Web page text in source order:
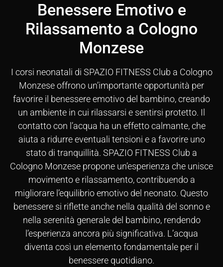
Benessere Emotivo e
Rilassamento a Cologno
Monzese
I corsi neonatali di SPAZIO FITNESS Club a Cologno
Monzese offrono un’importante opportunità per
favorire il benessere emotivo del bambino, creando
un ambiente in cui rilassarsi e sentirsi protetto. Il
contatto con l’acqua ha un effetto calmante, che
aiuta a ridurre eventuali tensioni e a favorire uno
stato di tranquillità. SPAZIO FITNESS Club a
Cologno Monzese propone un’esperienza che unisce
movimento e rilassamento, contribuendo a
migliorare l’equilibrio emotivo del neonato. Questo
benessere si riflette anche nella qualità del sonno e
nella serenità generale del bambino, rendendo
l’esperienza ancora più significativa. L’acqua
diventa così un elemento fondamentale per il
benessere quotidiano.